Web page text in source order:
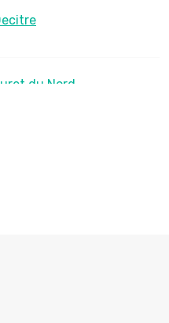
du Nord